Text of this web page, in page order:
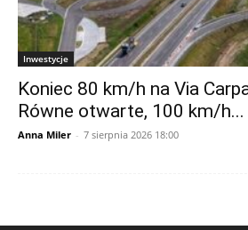
Inwestycje
Koniec 80 km/h na Via
Równe otwarte, 100 km/h...
Anna Miler - 7 sierpnia 2026 18:00